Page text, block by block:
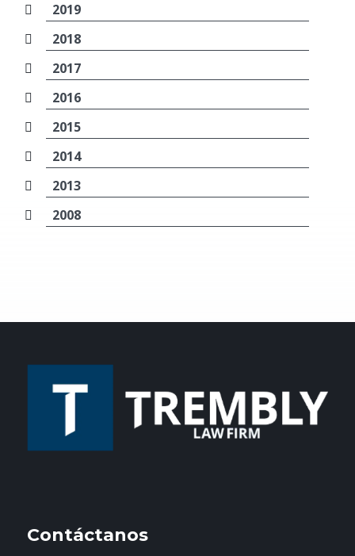
2019
2018
2017
2016
2015
2014
2013
2008
Contáctanos